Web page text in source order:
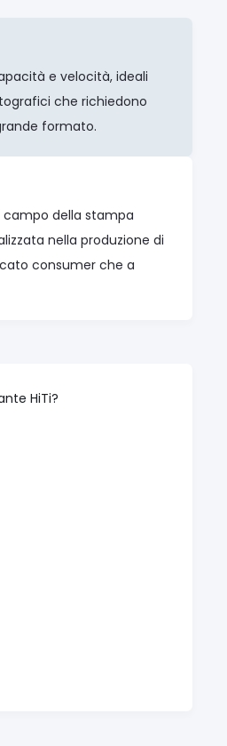
e velocità, ideali
che richiedono
formato.
campo della stampa
nella produzione di
consumer che a
HiTi?